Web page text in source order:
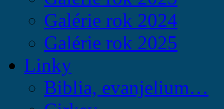
Galérie rok 2024
Galérie rok 2025
Linky
Biblia, evanjelium…